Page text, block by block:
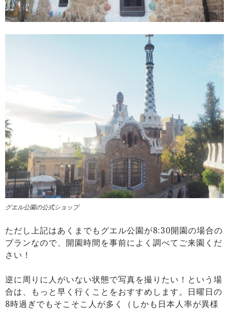
グエル公園の公式ショップ
ただし上記はあくまでもグエル公園が8:30開園の場合の
プランなので、開園時間を事前によく調べてご来園くだ
さい！
逆に周りに人がいない状態で写真を撮りたい！という場
合は、もっと早く行くことをおすすめします。日曜日の
8時過ぎでもそこそこ人が多く（しかも日本人率が異様